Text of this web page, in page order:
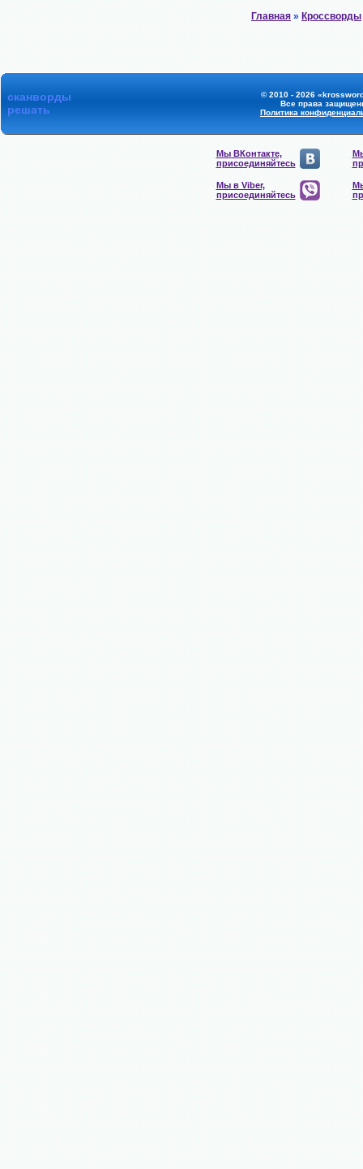
Главная » Кроссворды
сканворды
решать
© 2010 - 2026
Все права
Политика
Мы ВКонтакте,
присоединяйтесь
Мы в Viber,
присоединяйтесь